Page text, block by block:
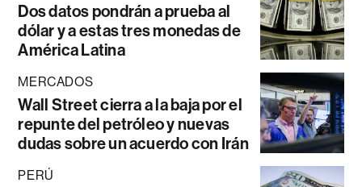
Dos datos pondrán a prueba al
dólar y a estas tres monedas de
América Latina
MERCADOS
Wall Street cierra a la baja por el
repunte del petróleo y nuevas
dudas sobre un acuerdo con Irán
PERÚ